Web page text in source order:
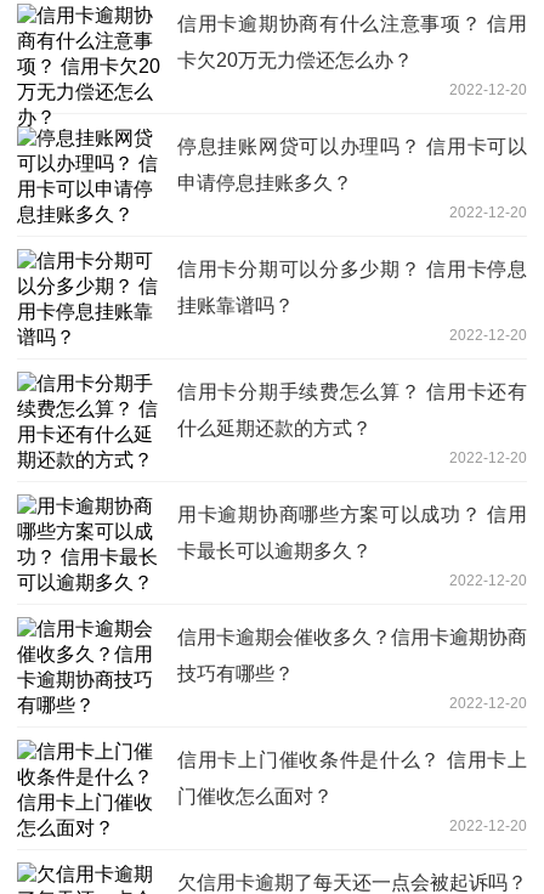
信用卡逾期协商有什么注意事项？ 信用
卡欠20万无力偿还怎么办？
2022-12-20
停息挂账网贷可以办理吗？ 信用卡可以
申请停息挂账多久？
2022-12-20
信用卡分期可以分多少期？ 信用卡停息
挂账靠谱吗？
2022-12-20
信用卡分期手续费怎么算？ 信用卡还有
什么延期还款的方式？
2022-12-20
用卡逾期协商哪些方案可以成功？ 信用
卡最长可以逾期多久？
2022-12-20
信用卡逾期会催收多久？信用卡逾期协商
技巧有哪些？
2022-12-20
信用卡上门催收条件是什么？ 信用卡上
门催收怎么面对？
2022-12-20
欠信用卡逾期了每天还一点会被起诉吗？